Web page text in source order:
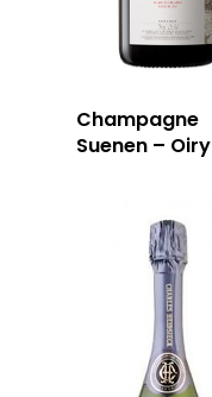
Champagne
Suenen – Oiry